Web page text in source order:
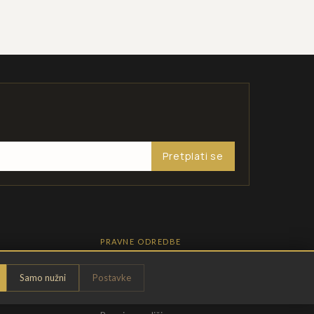
Samo nužni Postavke
Pretplati se
PRAVNE ODREDBE
Pravila privatnosti
Opći uvjeti